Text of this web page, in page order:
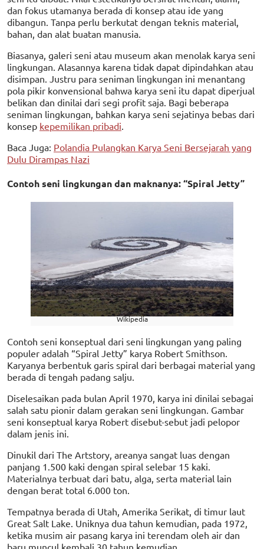
dan fokus utamanya berada di konsep atau ide yang
dibangun. Tanpa perlu berkutat dengan teknis material,
bahan, dan alat buatan manusia.
Biasanya, galeri seni atau museum akan menolak karya seni
lingkungan. Alasannya karena tidak dapat dipindahkan atau
disimpan. Justru para seniman lingkungan ini menantang
pola pikir konvensional bahwa karya seni itu dapat diperjual
belikan dan dinilai dari segi profit saja. Bagi beberapa
seniman lingkungan, bahkan karya seni sejatinya bebas dari
konsep kepemilikan pribadi
Baca Juga: Polandia Pulangkan Karya Seni Bersejarah yang
Dulu Dirampas Nazi
Contoh seni lingkungan dan maknanya: “Spiral Jetty”
Wikipedia
Contoh seni konseptual dari seni lingkungan yang paling
populer adalah “Spiral Jetty” karya Robert Smithson.
Karyanya berbentuk garis spiral dari berbagai material yang
berada di tengah padang salju.
Diselesaikan pada bulan April 1970, karya ini dinilai sebagai
salah satu pionir dalam gerakan seni lingkungan. Gambar
seni konseptual karya Robert disebut-sebut jadi pelopor
dalam jenis ini.
Dinukil dari The Artstory, areanya sangat luas dengan
panjang 1.500 kaki dengan spiral selebar 15 kaki.
Materialnya terbuat dari batu, alga, serta material lain
dengan berat total 6.000 ton.
Tempatnya berada di Utah, Amerika Serikat, di timur laut
Great Salt Lake. Uniknya dua tahun kemudian, pada 1972,
ketika musim air pasang karya ini terendam oleh air dan
baru muncul kembali 30 tahun kemudian.